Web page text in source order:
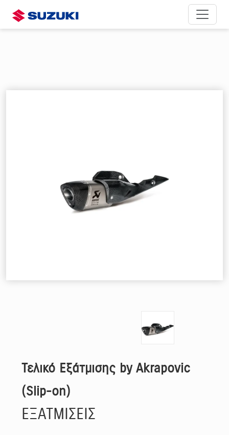
Τελικό Εξάτμισης by Akrapovic
(Slip-on)
ΕΞΑΤΜΙΣΕΙΣ